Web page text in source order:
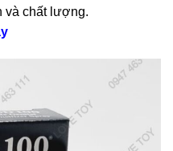
và chất lượng.